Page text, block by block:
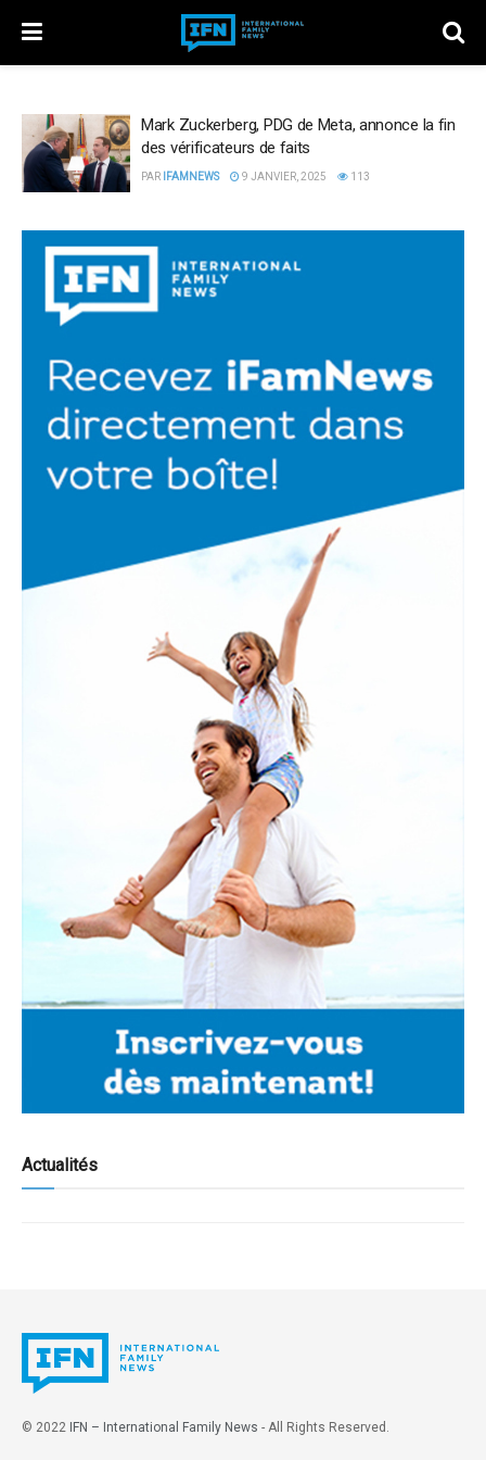
Mark Zuckerberg, PDG de Meta, annonce la fin
des vérificateurs de faits
PAR IFAMNEWS 9 JANVIER, 2025 113
Actualités
© 2022 IFN – International Family News - All Rights Reserved.